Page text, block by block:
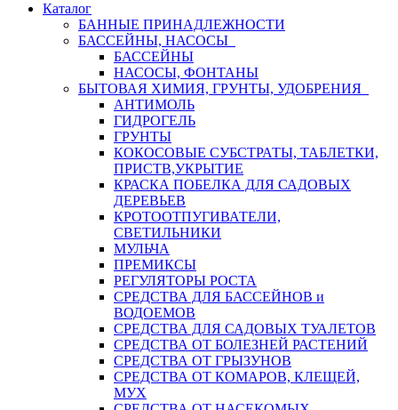
Каталог
БАННЫЕ ПРИНАДЛЕЖНОСТИ
БАССЕЙНЫ, НАСОСЫ
БАССЕЙНЫ
НАСОСЫ, ФОНТАНЫ
БЫТОВАЯ ХИМИЯ, ГРУНТЫ, УДОБРЕНИЯ
АНТИМОЛЬ
ГИДРОГЕЛЬ
ГРУНТЫ
КОКОСОВЫЕ СУБСТРАТЫ, ТАБЛЕТКИ,
ПРИСТВ,УКРЫТИЕ
КРАСКА ПОБЕЛКА ДЛЯ САДОВЫХ
ДЕРЕВЬЕВ
КРОТООТПУГИВАТЕЛИ,
СВЕТИЛЬНИКИ
МУЛЬЧА
ПРЕМИКСЫ
РЕГУЛЯТОРЫ РОСТА
СРЕДСТВА ДЛЯ БАССЕЙНОВ и
ВОДОЕМОВ
СРЕДСТВА ДЛЯ САДОВЫХ ТУАЛЕТОВ
СРЕДСТВА ОТ БОЛЕЗНЕЙ РАСТЕНИЙ
СРЕДСТВА ОТ ГРЫЗУНОВ
СРЕДСТВА ОТ КОМАРОВ, КЛЕЩЕЙ,
МУХ